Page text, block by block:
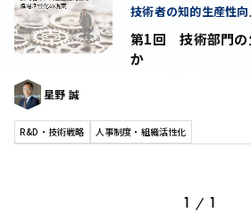
第1回 技術部門の
か
技術者の知的生産性
星野 誠
R&D・技術戦略 人事制度・組織活性化
1 / 1